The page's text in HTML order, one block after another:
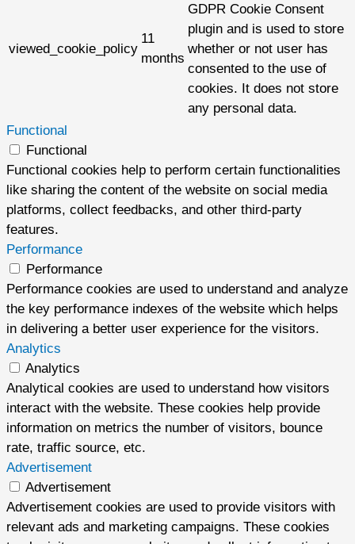
viewed_cookie_policy
11
months
GDPR Cookie Consent
plugin and is used to store
whether or not user has
consented to the use of
cookies. It does not store
any personal data.
Functional
Functional
Functional cookies help to perform certain functionalities
like sharing the content of the website on social media
platforms, collect feedbacks, and other third-party
features.
Performance
Performance
Performance cookies are used to understand and analyze
the key performance indexes of the website which helps
in delivering a better user experience for the visitors.
Analytics
Analytics
Analytical cookies are used to understand how visitors
interact with the website. These cookies help provide
information on metrics the number of visitors, bounce
rate, traffic source, etc.
Advertisement
Advertisement
Advertisement cookies are used to provide visitors with
relevant ads and marketing campaigns. These cookies